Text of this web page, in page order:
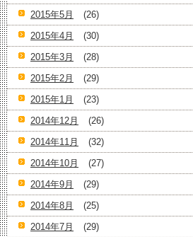
2015年5月
(26)
2015年4月
(30)
2015年3月
(28)
2015年2月
(29)
2015年1月
(23)
2014年12月
(26)
2014年11月
(32)
2014年10月
(27)
2014年9月
(29)
2014年8月
(25)
2014年7月
(29)